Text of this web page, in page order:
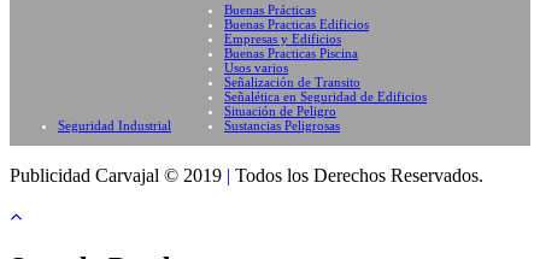
Seguridad Industrial
Buenas Prácticas
Buenas Practicas Edificios
Empresas y Edificios
Buenas Practicas Piscina
Usos varios
Señalización de Transito
Señalética en Seguridad de Edificios
Situación de Peligro
Sustancias Peligrosas
Publicidad Carvajal © 2019 | Todos los Derechos Reservados.